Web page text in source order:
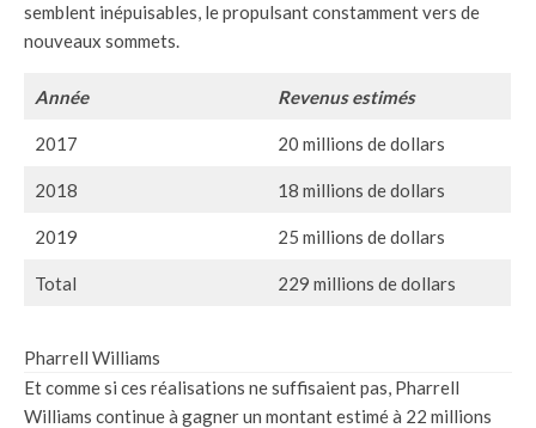
semblent inépuisables, le propulsant constamment vers de
nouveaux sommets.
Année Revenus estimés
2017 20 millions de dollars
2018 18 millions de dollars
2019 25 millions de dollars
Total 229 millions de dollars
Pharrell Williams
Et comme si ces réalisations ne suffisaient pas, Pharrell
Williams continue à gagner un montant estimé à 22 millions